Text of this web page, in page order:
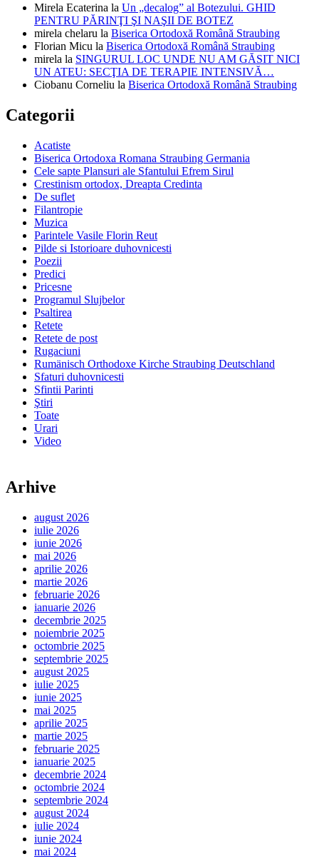
Mirela Ecaterina la Un „decalog” al Botezului. GHID
PENTRU PĂRINŢI ŞI NAŞII DE BOTEZ
mirela chelaru la Biserica Ortodoxă Română Straubing
Florian Micu la Biserica Ortodoxă Română Straubing
mirela la SINGURUL LOC UNDE NU AM GĂSIT NICI
UN ATEU: SECŢIA DE TERAPIE INTENSIVĂ…
Ciobanu Corneliu la Biserica Ortodoxă Română Straubing
Categorii
Acatiste
Biserica Ortodoxa Romana Straubing Germania
Cele sapte Plansuri ale Sfantului Efrem Sirul
Crestinism ortodox, Dreapta Credinta
De suflet
Filantropie
Muzica
Parintele Vasile Florin Reut
Pilde si Istorioare duhovnicesti
Poezii
Predici
Pricesne
Programul Slujbelor
Psaltirea
Retete
Retete de post
Rugaciuni
Rumänisch Orthodoxe Kirche Straubing Deutschland
Sfaturi duhovnicesti
Sfintii Parinti
Ştiri
Toate
Urari
Video
Arhive
august 2026
iulie 2026
iunie 2026
mai 2026
aprilie 2026
martie 2026
februarie 2026
ianuarie 2026
decembrie 2025
noiembrie 2025
octombrie 2025
septembrie 2025
august 2025
iulie 2025
iunie 2025
mai 2025
aprilie 2025
martie 2025
februarie 2025
ianuarie 2025
decembrie 2024
octombrie 2024
septembrie 2024
august 2024
iulie 2024
iunie 2024
mai 2024